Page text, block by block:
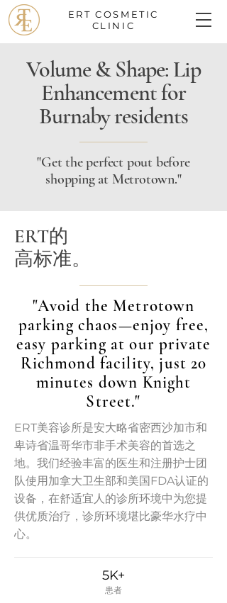
ERTCOSMETIC
CLINIC
Volume & Shape: Lip
Enhancement for
Burnaby residents
"Get the perfect pout before
shopping at Metrotown."
ERT的
高标准。
"Avoid the Metrotown
parking chaos—enjoy free,
easy parking at our private
Richmond facility, just 20
minutes down Knight
Street."
ERT美容诊所是安大略省密西沙加市和
卑诗省温哥华市非手术美容的首选之
地。我们经验丰富的医生和注册护士团
队使用加拿大卫生部和美国FDA认证的
设备，在舒适宜人的诊所环境中为您提
供优质治疗，诊所环境堪比豪华水疗中
心。
5K+
患者